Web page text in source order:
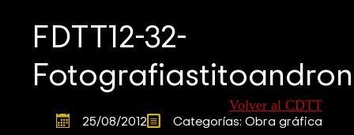
FDTT12-32-
Volver al CDTT
25/08/2012 Categorías: Obra gráfica